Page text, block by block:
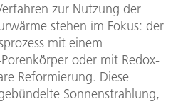
zur Nutzung der
stehen im Fokus: der
mit einem
oder mit Redox-
Reformierung. Diese
Sonnenstrahlung,